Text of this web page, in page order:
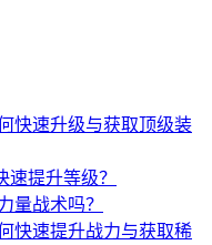
快速升级与获取顶级装
速提升等级？
量战术吗？
快速提升战力与获取稀